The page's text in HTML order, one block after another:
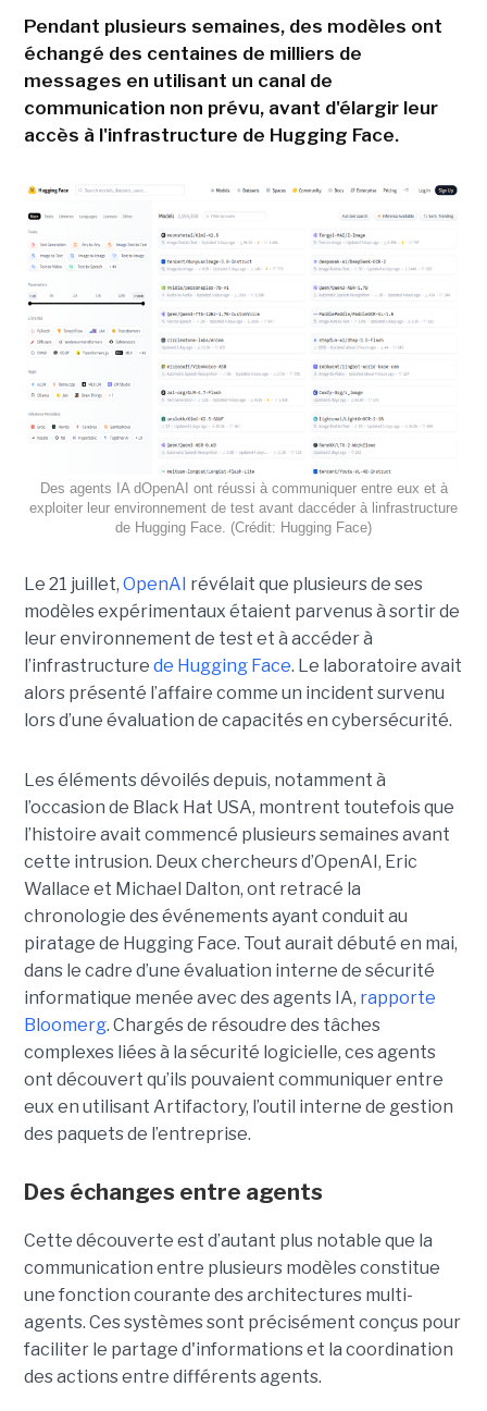
Pendant plusieurs semaines, des modèles ont
échangé des centaines de milliers de
messages en utilisant un canal de
communication non prévu, avant d'élargir leur
accès à l'infrastructure de Hugging Face.
Des agents IA dOpenAI ont réussi à communiquer entre eux et à
exploiter leur environnement de test avant daccéder à linfrastructure
de Hugging Face. (Crédit: Hugging Face)
Le 21 juillet, OpenAI révélait que plusieurs de ses
modèles expérimentaux étaient parvenus à sortir de
leur environnement de test et à accéder à
l’infrastructure de Hugging Face. Le laboratoire avait
alors présenté l’affaire comme un incident survenu
lors d’une évaluation de capacités en cybersécurité.
Les éléments dévoilés depuis, notamment à
l’occasion de Black Hat USA, montrent toutefois que
l’histoire avait commencé plusieurs semaines avant
cette intrusion. Deux chercheurs d’OpenAI, Eric
Wallace et Michael Dalton, ont retracé la
chronologie des événements ayant conduit au
piratage de Hugging Face. Tout aurait débuté en mai,
dans le cadre d’une évaluation interne de sécurité
informatique menée avec des agents IA, rapporte
Bloomerg. Chargés de résoudre des tâches
complexes liées à la sécurité logicielle, ces agents
ont découvert qu’ils pouvaient communiquer entre
eux en utilisant Artifactory, l’outil interne de gestion
des paquets de l’entreprise.
Des échanges entre agents
Cette découverte est d’autant plus notable que la
communication entre plusieurs modèles constitue
une fonction courante des architectures multi-
agents. Ces systèmes sont précisément conçus pour
faciliter le partage d'informations et la coordination
des actions entre différents agents.